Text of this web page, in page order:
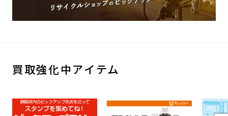
買取強化中アイテム